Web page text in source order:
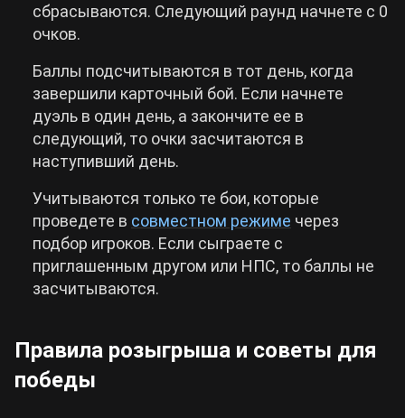
сбрасываются. Следующий раунд начнете с 0
очков.
Баллы подсчитываются в тот день, когда
завершили карточный бой. Если начнете
дуэль в один день, а закончите ее в
следующий, то очки засчитаются в
наступивший день.
Учитываются только те бои, которые
проведете в совместном режиме через
подбор игроков. Если сыграете с
приглашенным другом или НПС, то баллы не
засчитываются.
Правила розыгрыша и советы для
победы